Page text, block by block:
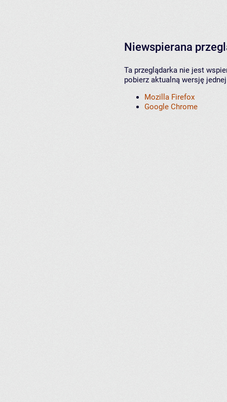
Niewspierana
Ta przeglądarka nie jest
pobierz aktualną wersję
Mozilla Firefox
Google Chrome